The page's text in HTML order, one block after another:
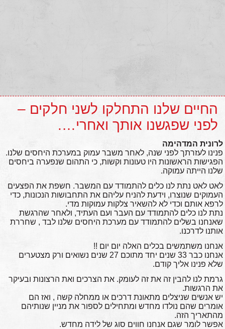
החיים שלנו התחלקו לשני חלקים –
לפני שפגשנו אותך ואחרי….
לרונית המדהימה
פנינו לעזרתך לפני שנה, לאחר משבר עמוק במערכת היחסים שלנו.
הפגישות הראשונות היו טעונות וקשות, כי התהום שנפערה ביחסים
שלנו הייתה עמוקה.
לאט לאט נתת לנו כלים להתמודד עם המשבר. חשפת את הפצעים
העמוקים שנוצרו, וידעת להניח עליהם את התחבושות הנכונות, כדי
לרפא אותם וכדי לא להשאיר צלקות עמוקות מדי.
נתת לנו כלים להתמודד עם העבר ועם העתיד, ולאחר שהרגשת
שאנחנו בשלים להתמודד עם מערכת היחסים שלנו לבד , שחררת
אותנו לדרכנו.
אנחנו משתמשים בכלים האלה יום יום !!
אנחנו כבר 33 שנים יחד מתוכם 27 שנים נשואים ורק מצטערים
שלא פנינו אליך קודם.
גרמת לנו להבין זה את זה לעומק. את הצרכים ואת הרצונות ובעיקר
את הרגשות.
יש אנשים שניצלים מתאונת דרכים או ממחלה קשה , ואז הם
אומרים שהם נולדו מחדש ומתחילים לספור את מניין שנותיהם
מהתאריך הזה.
אפשר לומר שגם אנחנו חווים סוג של לידה מחדש.